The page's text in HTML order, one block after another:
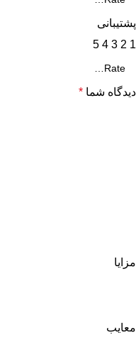
پشتیبانی
1
2
3
4
5
دیدگاه شما *
مزایا
معایب